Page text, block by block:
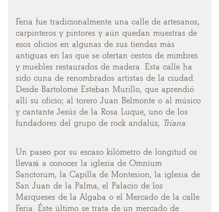
Feria fue tradicionalmente una calle de artesanos,
carpinteros y pintores y aún quedan muestras de
esos oficios en algunas de sus tiendas más
antiguas en las que se ofertan cestos de mimbres
y muebles restaurados de madera. Esta calle ha
sido cuna de renombrados artistas de la ciudad.
Desde Bartolomé Esteban Murillo, que aprendió
allí su oficio; al torero Juan Belmonte o al músico
y cantante Jesús de la Rosa Luque, uno de los
fundadores del grupo de rock andaluz, Triana.
Un paseo por su escaso kilómetro de longitud os
llevará a conocer la iglesia de Omnium
Sanctorum, la Capilla de Montesion, la iglesia de
San Juan de la Palma, el Palacio de los
Marqueses de la Algaba o el Mercado de la calle
Feria. Éste último se trata de un mercado de